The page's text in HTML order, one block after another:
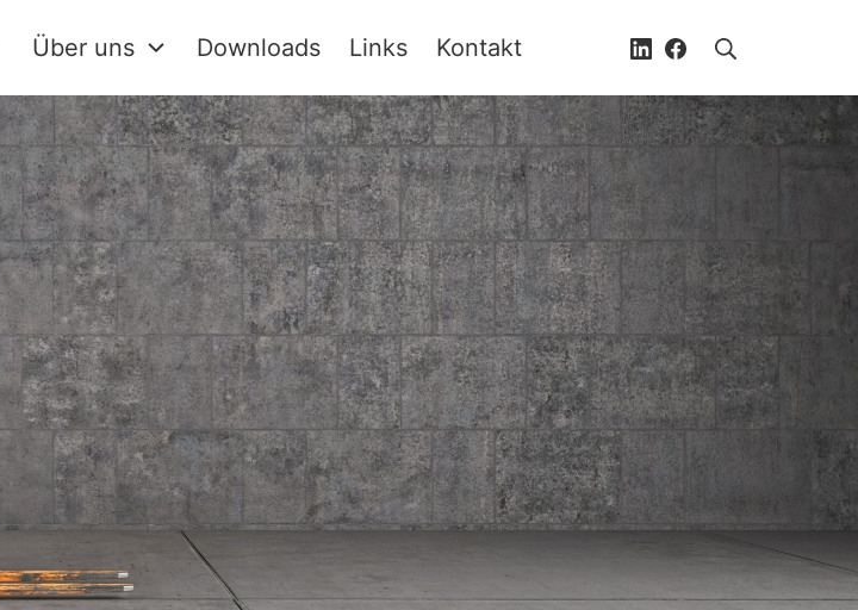
Über uns Downloads Links Kontakt LinkedInFacebook